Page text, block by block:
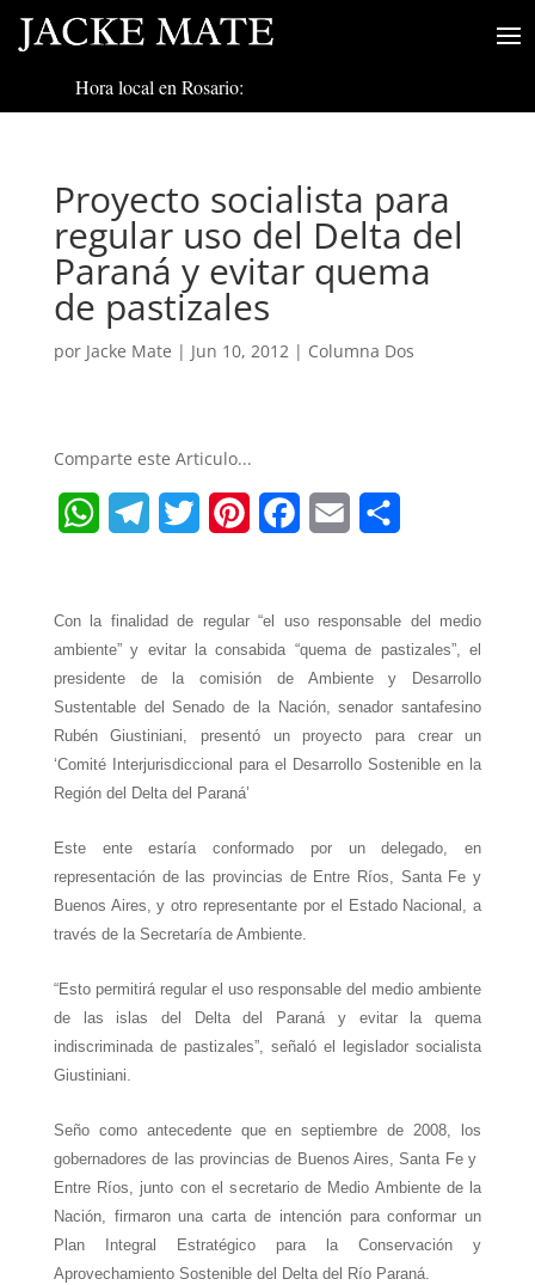
Hora local en Rosario:
Proyecto socialista para
regular uso del Delta del
Paraná y evitar quema
de pastizales
por Jacke Mate | Jun 10, 2012| Columna Dos
Comparte este Articulo...
a
t
s
A
p
p
l
e
g
r
a
m
i
t
e
r
n
t
e
r
e
t
c
e
b
o
a
i
l
a
r
e
Con la finalidad de regular “el uso responsable del medio
ambiente” y evitar la consabida “quema de pastizales”, el
presidente de la comisión de Ambiente y Desarrollo
Sustentable del Senado de la Nación, senador santafesino
Rubén Giustiniani, presentó un proyecto para crear un
‘Comité Interjurisdiccional para el Desarrollo Sostenible en la
Región del Delta del Paraná’
Este ente estaríaconformado por
un delegado, en
representación de las provincias de Entre Ríos, Santa Fe y
Buenos Aires, y otro representante por el Estado Nacional, a
través de la Secretaría de Ambiente.
“Esto permitirá regular el uso responsable del medio ambiente
de las islas del Delta del Paraná y evitar la quema
indiscriminada de pastizales”, señaló el legislador socialista
Giustiniani.
Seño como antecedente que enseptiembre de 2008, los
gobernadores de las provincias de Buenos Aires, Santa Fe y
Entre Ríos, junto con el secretario de Medio Ambiente de la
Nación, firmaron una carta de intenciónpara conformar un
Plan Integral Estratégico para la Conservación y
Aprovechamiento Sostenible del Delta del Río Paraná.